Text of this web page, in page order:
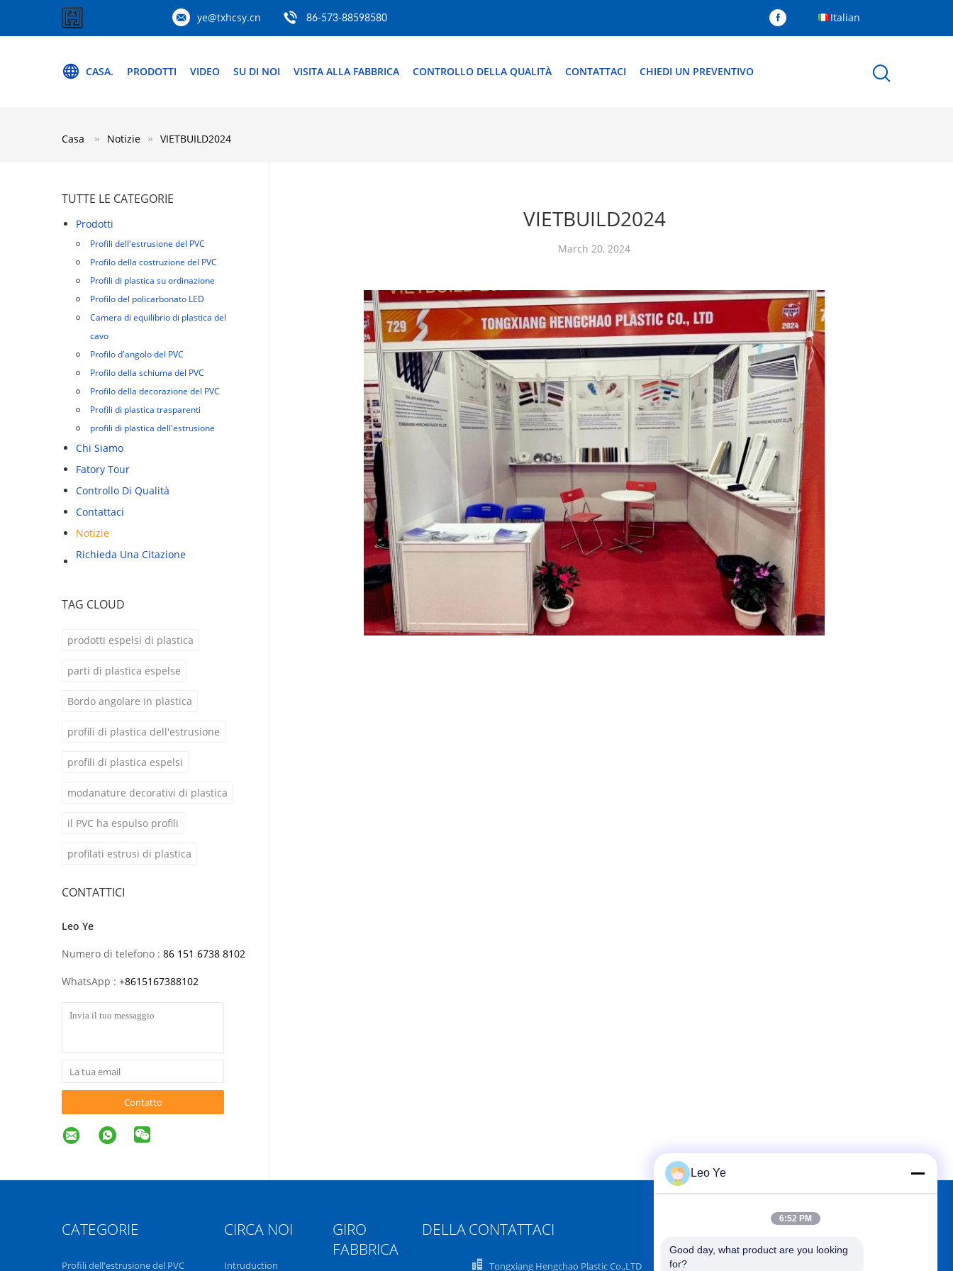
ye@txhcsy.cn 86-573-88598580 Italian
CASA. PRODOTTI VIDEO SU DI NOI VISITA ALLA FABBRICA CONTROLLO DELLA QUALITÀ CONTATTACI CHIEDI UN PREVENTIVO
Casa Notizie VIETBUILD2024
TUTTE LE CATEGORIE
Prodotti
Profili dell'estrusione del PVC
Profilo della costruzione del PVC
Profili di plastica su ordinazione
Profilo del policarbonato LED
Camera di equilibrio di plastica del
cavo
Profilo d'angolo del PVC
Profilo della schiuma del PVC
Profilo della decorazione del PVC
Profili di plastica trasparenti
profili di plastica dell'estrusione
Chi Siamo
Fatory Tour
Controllo Di Qualità
Contattaci
Notizie
Richieda Una Citazione
TAG CLOUD
prodotti espelsi di plastica
parti di plastica espelse
Bordo angolare in plastica
profili di plastica dell'estrusione
profili di plastica espelsi
modanature decorativi di plastica
il PVC ha espulso profili
profilati estrusi di plastica
CONTATTICI
Leo Ye
Numero di telefono : 86 151 6738 8102
WhatsApp : +8615167388102
Contatto
VIETBUILD2024
March 20, 2024
CATEGORIE
Profili dell'estrusione del PVC
CIRCA NOI
Intruduction
GIRO DELLA
FABBRICA
CONTATTACI
Tongxiang Hengchao Plastic Co.,LTD
Leo Ye
6:52 PM
Good day, what product are you looking
for?